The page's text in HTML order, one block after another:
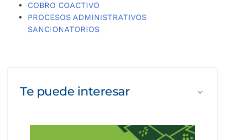
COBRO COACTIVO
PROCESOS ADMINISTRATIVOS
SANCIONATORIOS
Te puede interesar